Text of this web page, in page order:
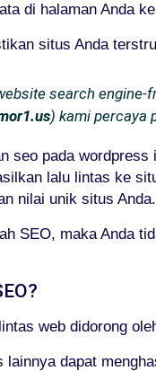
di halaman Anda
situs Anda
search
) kami percaya
seo pada
lalu lintas ke
nilai unik situs Anda.
SEO, maka Anda
web didorong
dapat